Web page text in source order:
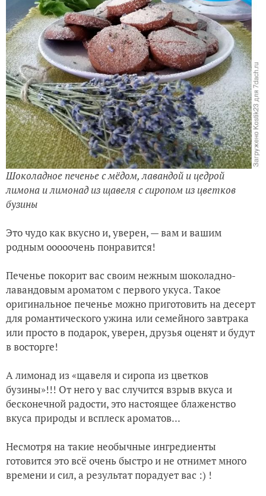
Шоколадное печенье с мёдом, лавандой и цедрой
лимона и лимонад из щавеля с сиропом из цветков
бузины
Это чудо как вкусно и, уверен, — вам и вашим
родным ооооочень понравится!
Печенье покорит вас своим нежным шоколадно-
лавандовым ароматом с первого укуса. Такое
оригинальное печенье можно приготовить на десерт
для романтического ужина или семейного завтрака
или просто в подарок, уверен, друзья оценят и будут
в восторге!
А лимонад из «щавеля и сиропа из цветков
бузины»!!! От него у вас случится взрыв вкуса и
бесконечной радости, это настоящее блаженство
вкуса природы и всплеск ароматов...
Несмотря на такие необычные ингредиенты
готовится это всё очень быстро и не отнимет много
времени и сил, а результат порадует вас :) !